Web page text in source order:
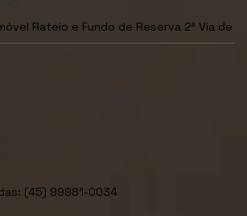
Rateio e Fundo de Reserva
(45) 99981-0034